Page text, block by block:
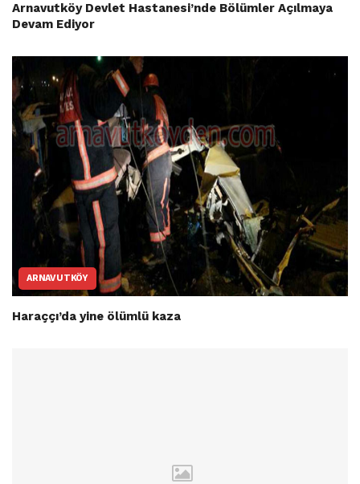
Arnavutköy Devlet Hastanesi’nde Bölümler Açılmaya
Devam Ediyor
ARNAVUTKÖY
Haraççı’da yine ölümlü kaza